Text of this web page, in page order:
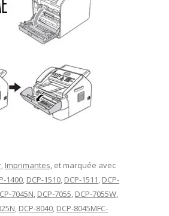
, Imprimantes, et marquée avec
1400, DCP-1510, DCP-1511, DCP-
7045N, DCP-7055, DCP-7055W,
, DCP-8040, DCP-8045MFC-